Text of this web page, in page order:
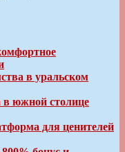
в уральском
в южной столице
для ценителей